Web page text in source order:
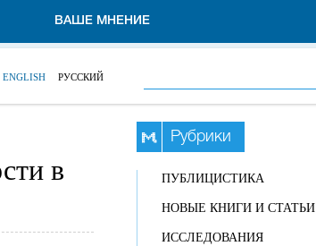
ВАШЕ МНЕНИЕ
ENGLISH РУССКИЙ
в
Рубрики
ПУБЛИЦИСТИКА
НОВЫЕ КНИГИ И СТАТЬИ
ИССЛЕДОВАНИЯ